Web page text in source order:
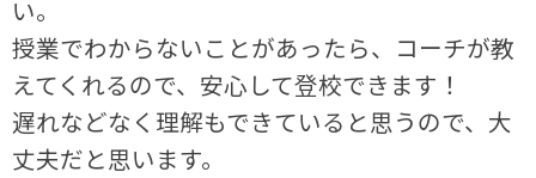
い。
授業でわからないことがあったら、コーチが教
えてくれるので、安心して登校できます！
遅れなどなく理解もできていると思うので、大
丈夫だと思います。